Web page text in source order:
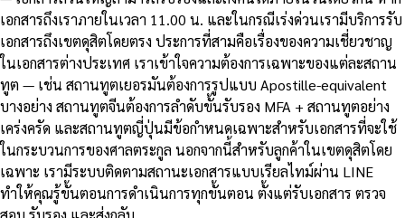
เอกสารถึงเราภายในเวลา 11.00 น. และในกรณีเร่งด่วนเรามีบริการรับ
เอกสารถึงเขตดุสิตโดยตรง ประการที่สามคือเรื่องของความเชี่ยวชาญ
ในเอกสารต่างประเทศ เราเข้าใจความต้องการเฉพาะของแต่ละสถาน
ทูต — เช่น สถานทูตเยอรมันต้องการรูปแบบ Apostille-equivalent
บางอย่าง สถานทูตจีนต้องการลำดับขั้นรับรอง MFA + สถานทูตอย่าง
เคร่งครัด และสถานทูตญี่ปุ่นมีข้อกำหนดเฉพาะสำหรับเอกสารที่จะใช้
ในกระบวนการของศาลตระกูล นอกจากนี้สำหรับลูกค้าในเขตดุสิตโดย
เฉพาะ เรามีระบบติดตามสถานะเอกสารแบบเรียลไทม์ผ่าน LINE
ทำให้คุณรู้ขั้นตอนการดำเนินการทุกขั้นตอน ตั้งแต่รับเอกสาร ตรวจ